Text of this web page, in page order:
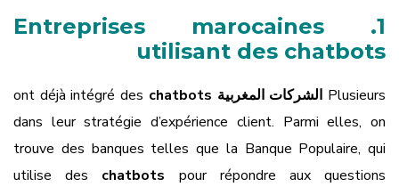
1. Entreprises marocaines
utilisant des chatbots
Plusieurs الشركات المغربية chatbots
dans leur stratégie d’expérience client. Parmi elles, on
trouve des banques telles que la Banque Populaire, qui
utilise des chatbots pour répondre aux questions